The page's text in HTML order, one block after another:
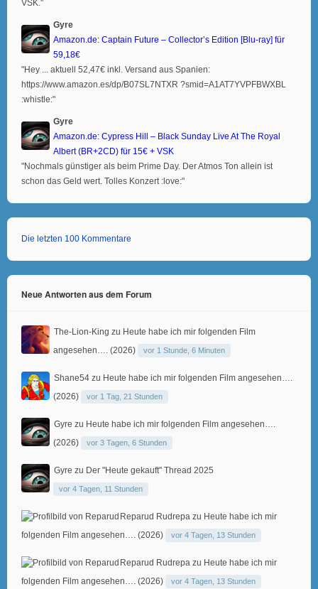
VSK."
Gyre
Amazon.de: Captain Future – Collector’s Edition [Blu-ray] für
59,18€
"Hey ... aktuell 52,47€ inkl. Versand aus Spanien:
https://www.amazon.es/dp/B07SL7NTXR ?smid=A1AT7YVPFBWXBL
:whistle:"
Gyre
Amazon.de: Cypress Hill – Black Sunday Live At The Royal
Albert (BR+2CD) für 15€ + VSK
"Nochmals günstiger als beim Prime Day. Der Atmos Ton allein ist
schon das Geld wert. Tolles Konzert :love:"
Die letzten 100 Kommentare
Neue Antworten aus dem Forum
The-Lion-King zu Heute habe ich mir folgenden Film
angesehen…. (2026)
vor 1 Stunde, 6 Minuten
Shane54 zu Heute habe ich mir folgenden Film angesehen….
(2026)
vor 1 Tag, 21 Stunden
Gyre zu Heute habe ich mir folgenden Film angesehen….
(2026)
vor 3 Tagen, 6 Stunden
Gyre zu Der "Heute gekauft" Thread 2025
vor 4 Tagen, 11 Stunden
Reparud Rudrepa zu Heute habe ich mir
folgenden Film angesehen…. (2026)
vor 4 Tagen, 13 Stunden
Reparud Rudrepa zu Heute habe ich mir
folgenden Film angesehen…. (2026)
vor 4 Tagen, 13 Stunden